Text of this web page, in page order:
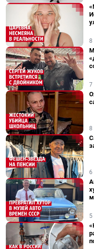
8
7
8
6
5